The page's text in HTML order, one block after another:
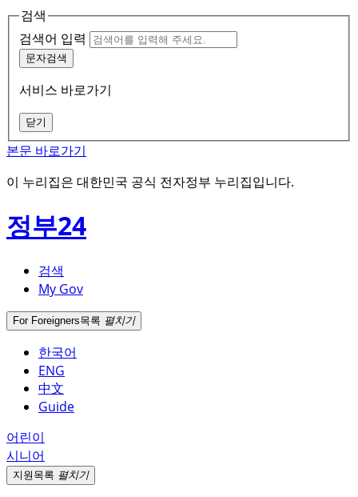
검색
검색어 입력
문자검색
서비스 바로가기
닫기
본문 바로가기
이 누리집은 대한민국 공식 전자정부 누리집입니다.
정부24
검색
My Gov
For Foreigners목록 펼치기
한국어
ENG
中文
Guide
어린이
시니어
지원 목록 펼치기